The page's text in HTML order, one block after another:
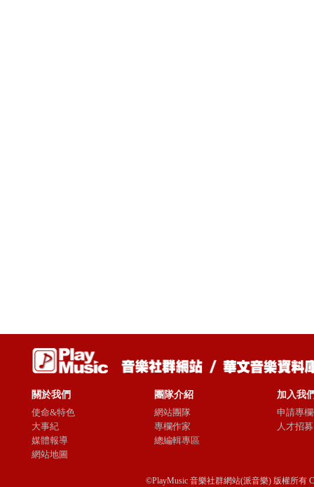
關於我們
使命&特色
大事紀
媒體報導
網站地圖
團隊介紹
網站團隊
專欄作家
總編輯專區
加入我
申請專
人才招募
©PlayMusic 音樂社群網站(派音樂) 版權所有